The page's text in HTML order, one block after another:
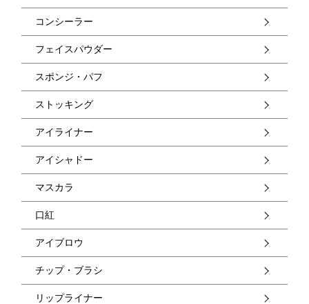
コンシーラー
フェイスパウダー
スポンジ・パフ
ストッキング
アイライナー
アイシャドー
マスカラ
口紅
アイブロウ
チップ・ブラシ
リップライナー